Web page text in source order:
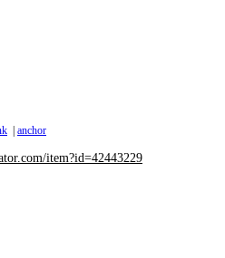
anchor
item?id=42443229